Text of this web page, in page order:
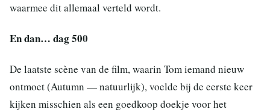
waarmee dit allemaal verteld wordt.
En dan… dag 500
De laatste scène van de film, waarin Tom iemand nieuw
ontmoet (Autumn — natuurlijk), voelde bij de eerste keer
kijken misschien als een goedkoop doekje voor het